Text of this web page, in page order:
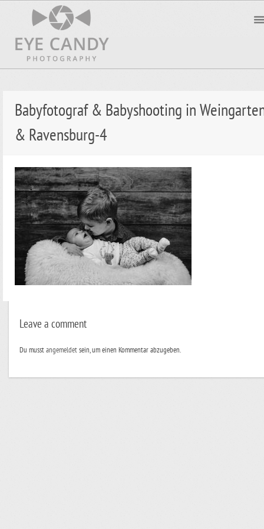
Babyfotograf & Babyshooting in
& Ravensburg-4
Leave a comment
Du musstangemeldetsein, um einen Kommentar abzugeben.